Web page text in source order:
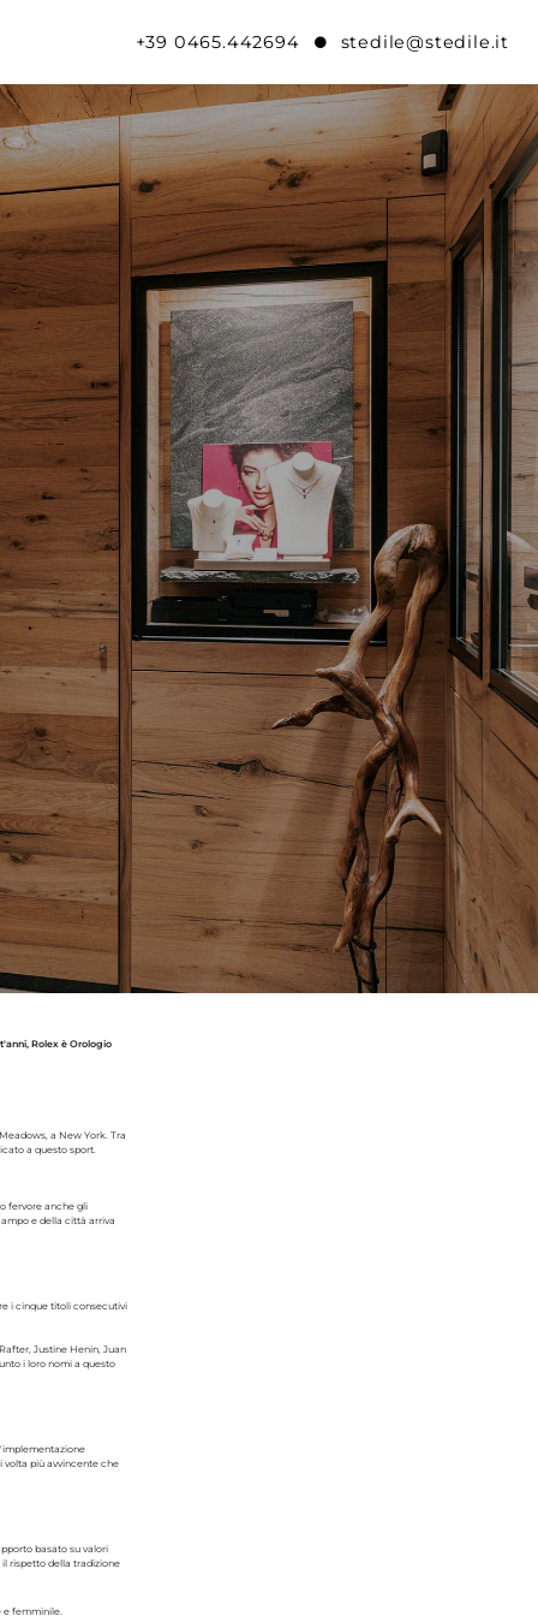
+39 0465.442694 stedile@stedile.it
Rolex è Orologio
a New York. Tra
a questo sport.
fervore anche gli
e della città arriva
i cinque titoli consecutivi
Justine Henin, Juan
i loro nomi a questo
più avvincente che
basato su valori
rispetto della tradizione
e femminile.